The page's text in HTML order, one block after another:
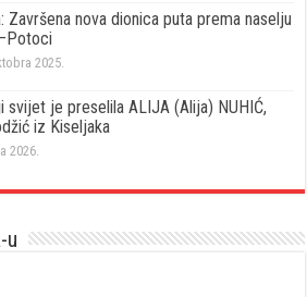
Završena nova dionica puta prema naselju
2025.
svijet je preselila ALIJA (Alija) NUHIĆ,
iz Kiseljaka
2026.
u